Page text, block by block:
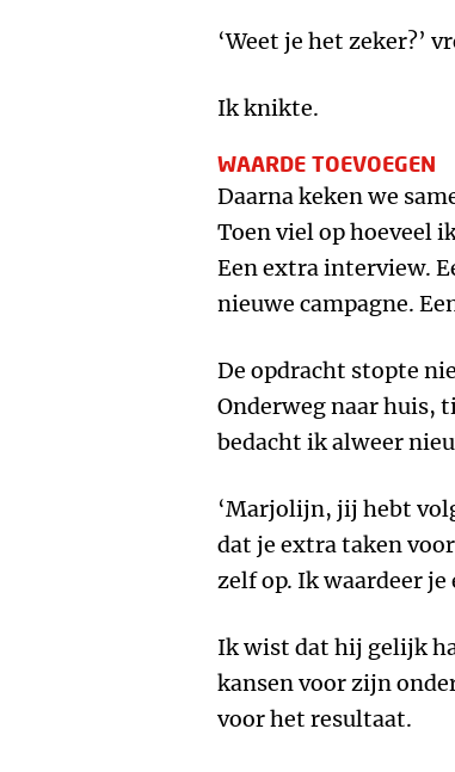
‘Weet je het zeker?’
Ik knikte.
WAARDE TOEVOEGEN
Daarna keken we
Toen viel op hoeveel
Een extra interview.
nieuwe campagne.
De opdracht stopte
Onderweg naar huis,
bedacht ik alweer
‘Marjolijn, jij hebt
dat je extra taken
zelf op. Ik waardeer je
Ik wist dat hij gelijk
kansen voor zijn
voor het resultaat.